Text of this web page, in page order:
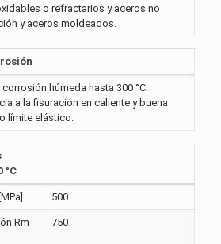
o refractarios y aceros no
y aceros moldeados.
húmeda hasta 300 °C.
a la fisuración en caliente y buena
límite elástico.
°C
500
Rm
750